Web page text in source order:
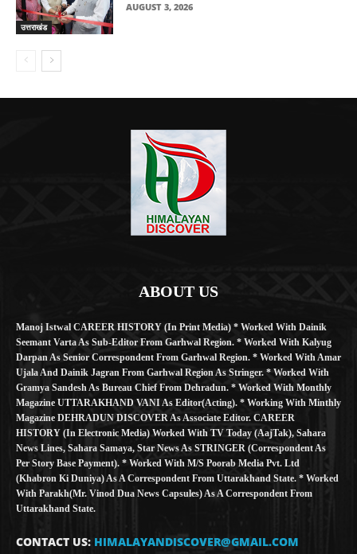
उत्तराखंड
AUGUST 3, 2026
ABOUT US
Manoj Istwal CAREER HISTORY (in Print Media) * Worked With Dainik
Seemant Varta As Sub-Editor From Garhwal Region. * Worked With Kalyug
Darpan As Senior Correspondent From Garhwal Region. * Worked With Amar
Ujala And Dainik Jagran From Garhwal Region As Stringer. * Worked With
Gramya Sandesh As Bureau Chief From Dehradun. * Worked With Monthly
Magazine UTTARAKHAND VANI As Editor(Acting). * Working With Minthly
Magazine DEHRADUN DISCOVER As Associate Editor. CAREER
HISTORY (in Electronic Media) Worked With TV Today (AajTak), Sahara
News Lines, Sahara Samaya, Star News As STRINGER (Correspondent As
Per Story Base Payment). * Worked With M/S Poorab Media Pvt. Ltd
(Khabron Ki Duniya) As A Correspondent From Uttarakhand State. * Worked
With Parakh(Mr. Vinod Dua News Capsules) As A Correspondent From
Uttarakhand State.
CONTACT US: HIMALAYANDISCOVER@GMAIL.COM